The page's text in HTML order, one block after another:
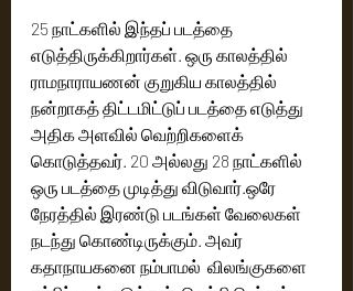
25 நாட்களில் இந்தப் படத்தை
எடுத்திருக்கிறார்கள். ஒரு காலத்தில்
ராமநாராயணன் குறுகிய காலத்தில்
நன்றாகத் திட்டமிட்டுப் படத்தை எடுத்து
அதிக அளவில் வெற்றிகளைக்
கொடுத்தவர். 20 அல்லது 28 நாட்களில்
ஒரு படத்தை முடித்து விடுவார்.ஒரே
நேரத்தில் இரண்டு படங்கள் வேலைகள்
நடந்து கொண்டிருக்கும். அவர்
கதாநாயகனை நம்பாமல்  விலங்குகளை